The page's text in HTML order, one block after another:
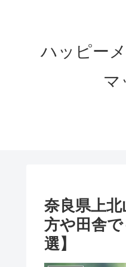
ハッピー
奈良県上
方や田舎
選】